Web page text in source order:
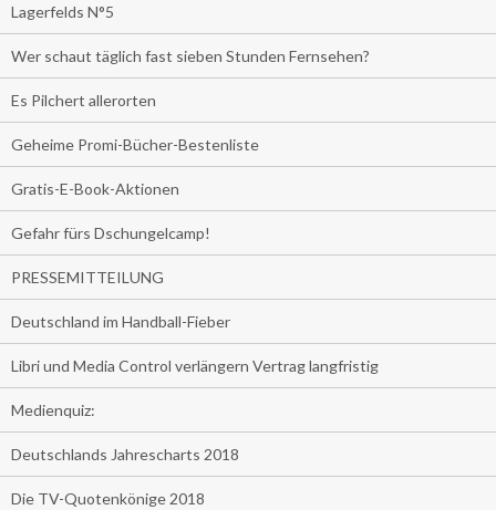
Lagerfelds N°5
Wer schaut täglich fast sieben Stunden Fernsehen?
Es Pilchert allerorten
Geheime Promi-Bücher-Bestenliste
Gratis-E-Book-Aktionen
Gefahr fürs Dschungelcamp!
PRESSEMITTEILUNG
Deutschland im Handball-Fieber
Libri und Media Control verlängern Vertrag langfristig
Medienquiz:
Deutschlands Jahrescharts 2018
Die TV-Quotenkönige 2018